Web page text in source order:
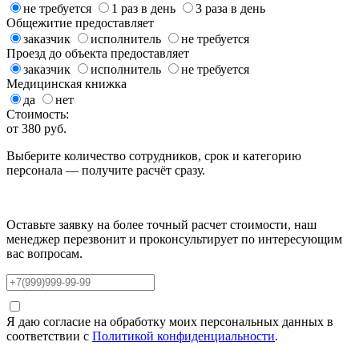
не требуется
1 раз в день
3 раза в день
Общежитие предоставляет
заказчик
исполнитель
не требуется
Проезд до объекта предоставляет
заказчик
исполнитель
не требуется
Медицинская книжка
да
нет
Стоимость:
от 380 руб.
Выберите количество сотрудников, срок и категорию
персонала — получите расчёт сразу.
Оставьте заявку на более точный расчет стоимости, наш
менеджер перезвонит и проконсультирует по интересующим
вас вопросам.
Я даю согласие на обработку моих персональных данных в
соответствии с Политикой конфиденциальности.